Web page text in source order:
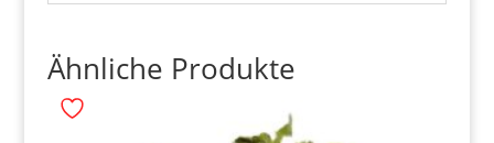
Ähnliche Produkte